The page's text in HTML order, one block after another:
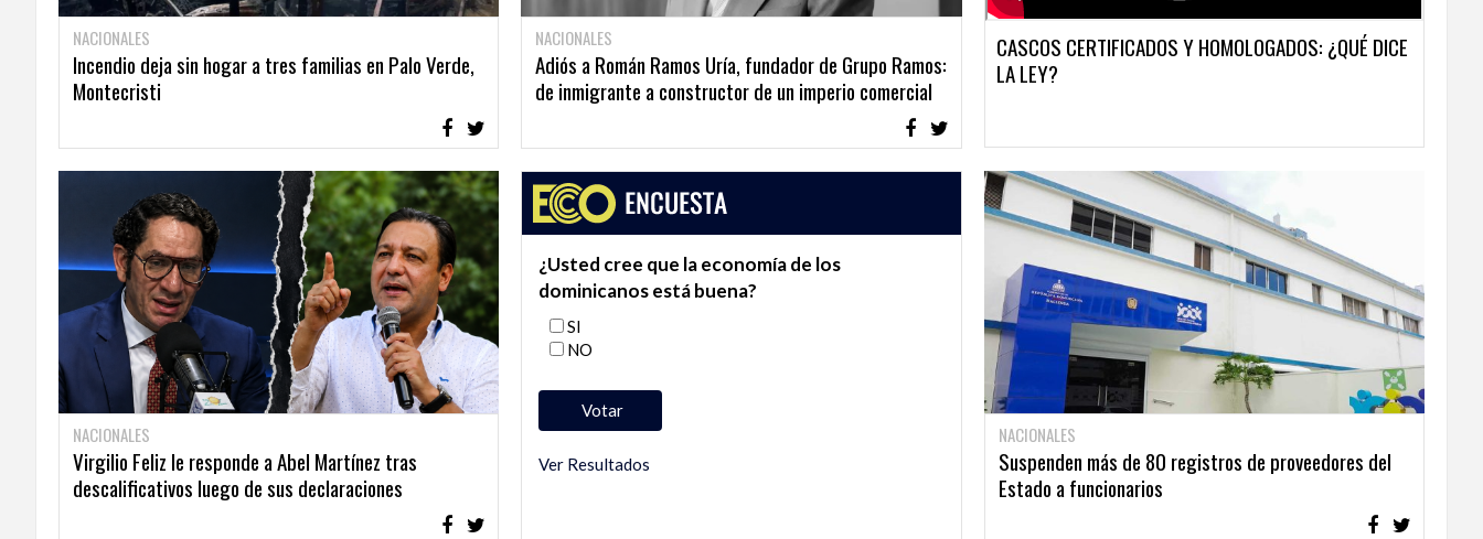
NACIONALES
Incendio deja sin hogar a tres familias en Palo Verde,
Montecristi
NACIONALES
Adiós a Román Ramos Uría, fundador de Grupo Ramos:
de inmigrante a constructor de un imperio comercial
CASCOS CERTIFICADOS Y HOMOLOGADOS: ¿QUÉ DICE
LA LEY?
NACIONALES
Virgilio Feliz le responde a Abel Martínez tras
descalificativos luego de sus declaraciones
¿Usted cree que la economía de los
dominicanos está buena?
SI
NO
Ver Resultados
NACIONALES
Suspenden más de 80 registros de proveedores del
Estado a funcionarios